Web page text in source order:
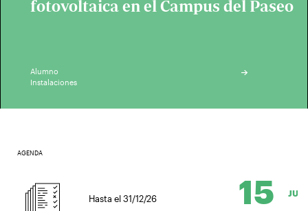
fotovoltaica en el Campus del Paseo
Alumno
Instalaciones
AGENDA
Hasta el 31/12/26 15 JUL.